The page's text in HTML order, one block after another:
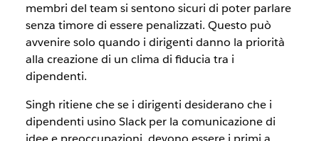
membri del team si sentono sicuri di poter parlare
senza timore di essere penalizzati. Questo può
avvenire solo quando i dirigenti danno la priorità
alla creazione di un clima di fiducia tra i
dipendenti.
Singh ritiene che se i dirigenti desiderano che i
dipendenti usino Slack per la comunicazione di